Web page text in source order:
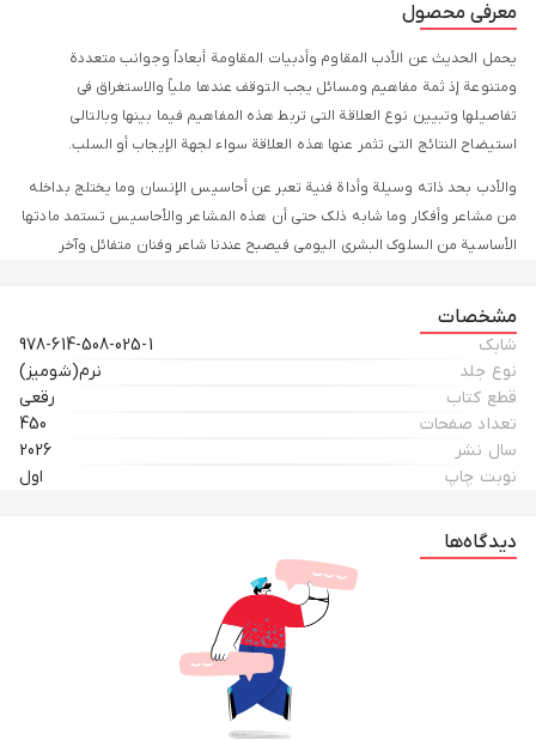
معرفی محصول
یحمل الحدیث عن الأدب المقاوم وأدبیات المقاومة أبعاداً وجوانب متعددة
ومتنوعة إذ ثمة مفاهیم ومسائل یجب التوقف عندها ملیاً والاستغراق فی
تفاصیلها وتبیین نوع العلاقة التی تربط هذه المفاهیم فیما بینها وبالتالی
استیضاح النتائج التی تثمر عنها هذه العلاقة سواء لجهة الإیجاب أو السلب.
والأدب بحد ذاته وسیلة وأداة فنیة تعبر عن أحاسیس الإنسان وما یختلج بداخله
من مشاعر وأفکار وما شابه ذلک حتی أن هذه المشاعر والأحاسیس تستمد مادتها
الأساسیة من السلوک البشری الیومی فیصبح عندنا شاعر وفنان متفائل وآخر
جمیلة جاذبة فهو یلعب دوراً هاماً وأساسیاً فی أن یبقی السلوک البشری متجذراً
خالداً فی التاریخ تتناقله الأجیال والأقوام ویحکمون من خلاله علی هذا السلوک
فیؤیدونه أو یرفضونه...
أما المقاومة فهی لیست مجرد تعبیر ولیست مجرد إظهار لعواطف وأحاسیس بل
هی فی الواقع فعل وسلوک خارجی یقوم به الإنسان علی أثر عقیدة أو هدف أو قیم
عالیة وبالتالی فإن هذا الفعل یحتزن فی داخله معانی سامیة تدعو إلی التمجید
ونتائجه موارد للدراسة والتحقیق والتأمل.
لهذا ومن خلال ما تقدّم تنجلی الصورة أکثر فی أهمیة الترابط والتعاون بین هذین
الأمرین، فمهما کانت المقاومة سامیة وشریفة وفاعلة إذا لم یرافقها عمل
بمستواها لجهة التأریخ والتخلید فإنها لن تسمو بقیمتها الأصیلة السمو المناسب،
وتصبح علی هذا الأساس مسؤولیة الأدب والأدباء کبیرة حیث یفترض أن یُعمل
علی استخراج المفاهیم الأساسیة للمقاومة وتبیین الأسباب والأهداف والغایات
والحفاظ علی المصطلحات التی یترکها العمل المقاوم کالشهادة وغیرها...
مشخصات
شابک
978-614-508-025-1
نوع جلد
نرم(شومیز)
قطع کتاب
رقعی
تعداد صفحات
450
سال نشر
2026
نوبت چاپ
اول
دیدگاه‌ها